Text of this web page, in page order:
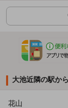
ほかの部屋を検索
大池近隣の駅か
花山